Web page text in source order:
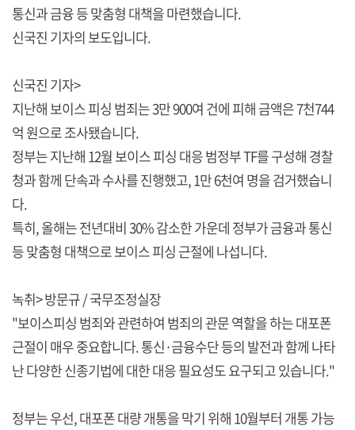
통신과 금융 등 맞춤형 대책을 마련했습니다.
신국진 기자의 보도입니다.
신국진 기자>
지난해 보이스 피싱 범죄는 3만 900여 건에 피해 금액은 7천744
억 원으로 조사됐습니다.
정부는 지난해 12월 보이스 피싱 대응 범정부 TF를 구성해 경찰
청과 함께 단속과 수사를 진행했고, 1만 6천여 명을 검거했습니
다.
특히, 올해는 전년대비 30% 감소한 가운데 정부가 금융과 통신
등 맞춤형 대책으로 보이스 피싱 근절에 나섭니다.
녹취> 방문규 / 국무조정실장
"보이스피싱 범죄와 관련하여 범죄의 관문 역할을 하는 대포폰
근절이 매우 중요합니다. 통신·금융수단 등의 발전과 함께 나타
난 다양한 신종기법에 대한 대응 필요성도 요구되고 있습니다."
정부는 우선, 대포폰 대량 개통을 막기 위해 10월부터 개통 가능